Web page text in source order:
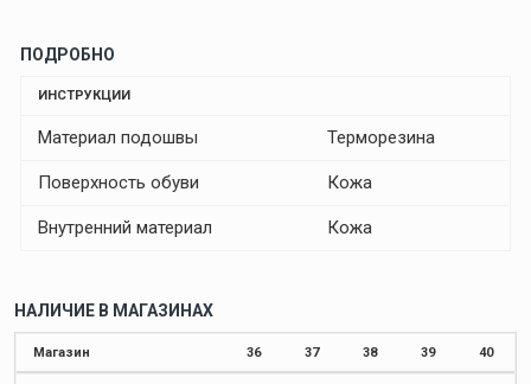
ПОДРОБНО
ИНСТРУКЦИИ
Материал подошвы Терморезина
Поверхность обуви Кожа
Внутренний материал Кожа
НАЛИЧИЕ В МАГАЗИНАХ
Магазин 36 37 38 39 40